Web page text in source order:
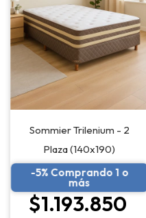
Sommier Trilenium - 2
Plaza (140x190)
-5% Comprando 1 o
más
$1.193.850